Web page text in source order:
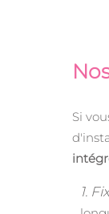
Si
1.